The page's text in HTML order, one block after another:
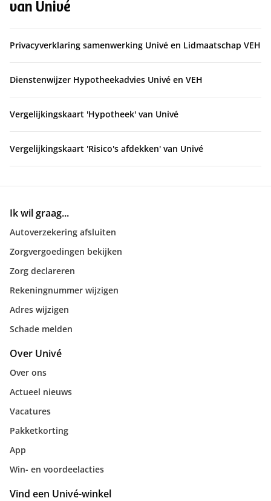
van Univé
Privacyverklaring samenwerking Univé en Lidmaatschap VEH
Dienstenwijzer Hypotheekadvies Univé en VEH
Vergelijkingskaart 'Hypotheek' van Univé
Vergelijkingskaart 'Risico's afdekken' van Univé
Ik wil graag...
Autoverzekering afsluiten
Zorgvergoedingen bekijken
Zorg declareren
Rekeningnummer wijzigen
Adres wijzigen
Schade melden
Over Univé
Over ons
Actueel nieuws
Vacatures
Pakketkorting
App
Win- en voordeelacties
Vind een Univé-winkel